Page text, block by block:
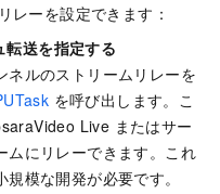
レーを設定できます：
転送を指定する
ネルのストリームリレーを
を呼び出します。こ
Live またはサー
ムにリレーできます。これ
模な開発が必要です。